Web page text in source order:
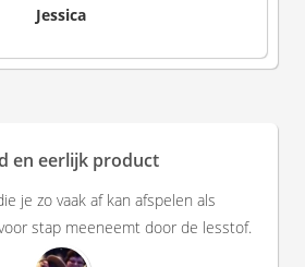
Jessica
en eerlijk product
je zo vaak af kan afspelen als
stap meeneemt door de lesstof.